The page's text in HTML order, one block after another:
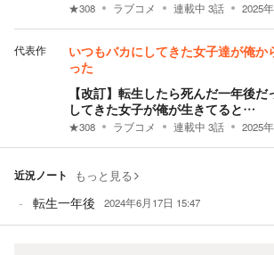
★308 ラブコメ 連載中 3話 2025
代表作
いつもバカにしてきた女子達が俺か
った
【改訂】転生したら死んだ一年後
してきた女子が俺が生きてると…
★308 ラブコメ 連載中 3話 2025
近況ノート もっと見る
転生一年後 2024年6月17日 15:47